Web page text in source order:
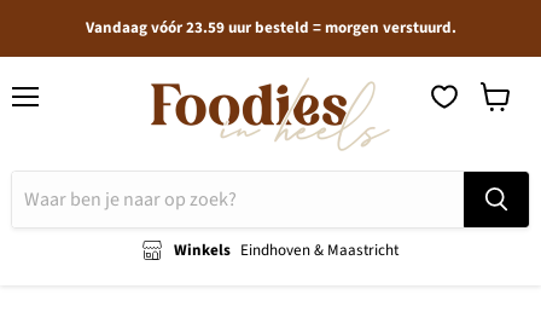
Vandaag vóór 23.59 uur besteld = morgen verstuurd.
Winkels Eindhoven & Maastricht